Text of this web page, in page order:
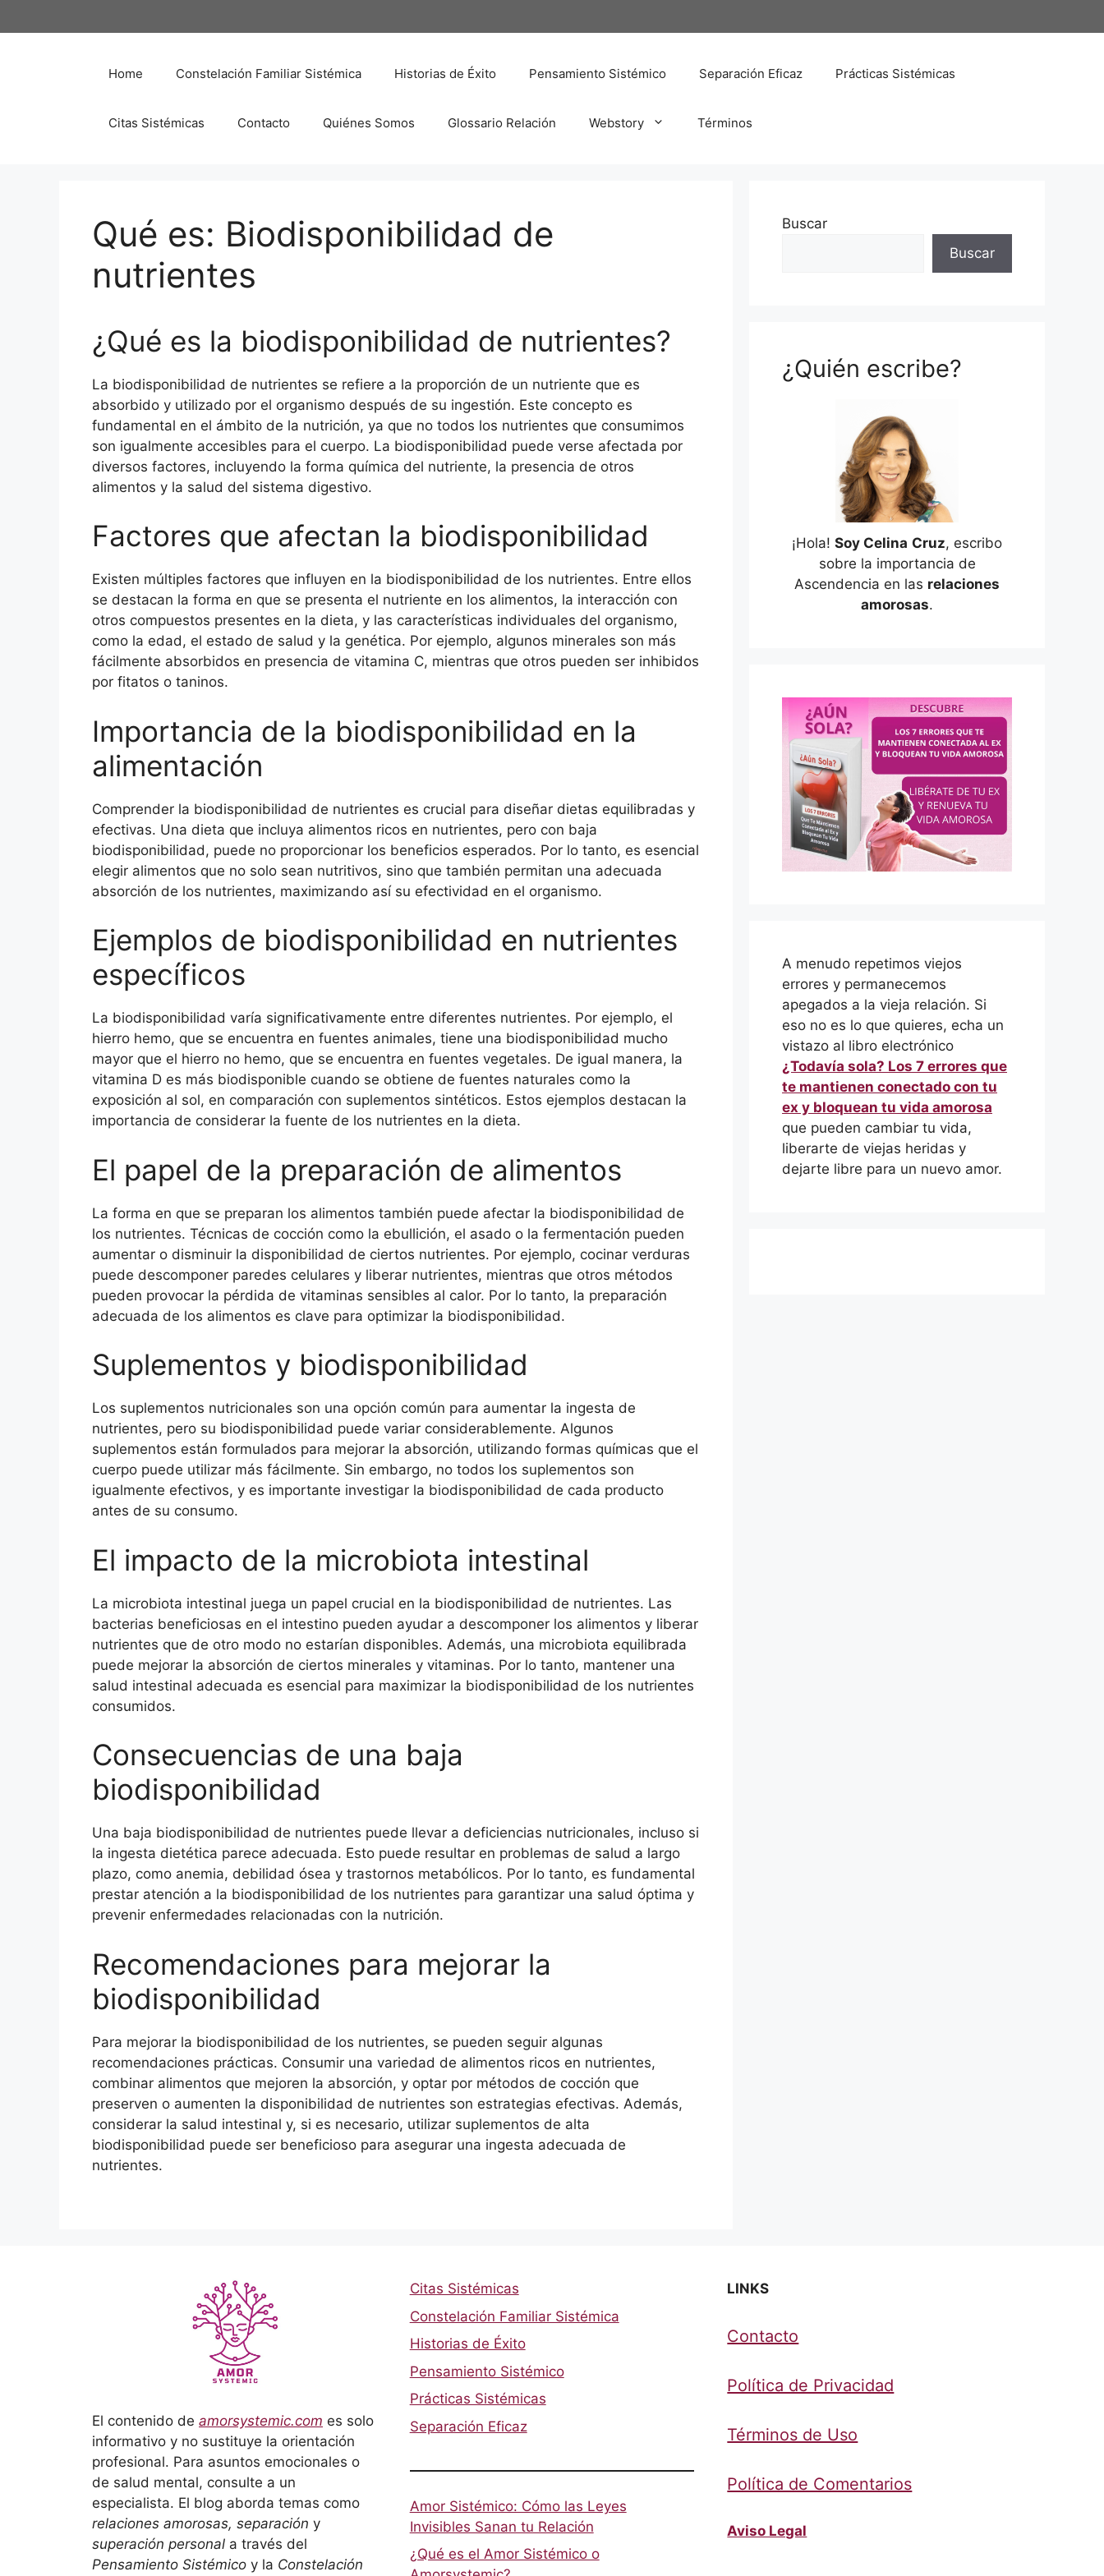
al
Home Constelación Familiar Sistémica Historias de Éxito Pensamiento Sistémico Separación Eficaz Prácticas Sistémicas
Citas Sistémicas Contacto Quiénes Somos Glossario Relación Webstory Términos
Qué es: Biodisponibilidad de
nutrientes
¿Qué es la biodisponibilidad de nutrientes?
La biodisponibilidad de nutrientes se refiere a la proporción de un nutriente que es
absorbido y utilizado por el organismo después de su ingestión. Este concepto es
fundamental en el ámbito de la nutrición, ya que no todos los nutrientes que consumimos
son igualmente accesibles para el cuerpo. La biodisponibilidad puede verse afectada por
diversos factores, incluyendo la forma química del nutriente, la presencia de otros
alimentos y la salud del sistema digestivo.
Factores que afectan la biodisponibilidad
Existen múltiples factores que influyen en la biodisponibilidad de los nutrientes. Entre ellos
se destacan la forma en que se presenta el nutriente en los alimentos, la interacción con
otros compuestos presentes en la dieta, y las características individuales del organismo,
como la edad, el estado de salud y la genética. Por ejemplo, algunos minerales son más
fácilmente absorbidos en presencia de vitamina C, mientras que otros pueden ser inhibidos
por fitatos o taninos.
Importancia de la biodisponibilidad en la
alimentación
Comprender la biodisponibilidad de nutrientes es crucial para diseñar dietas equilibradas y
efectivas. Una dieta que incluya alimentos ricos en nutrientes, pero con baja
biodisponibilidad, puede no proporcionar los beneficios esperados. Por lo tanto, es esencial
elegir alimentos que no solo sean nutritivos, sino que también permitan una adecuada
absorción de los nutrientes, maximizando así su efectividad en el organismo.
Ejemplos de biodisponibilidad en nutrientes
específicos
La biodisponibilidad varía significativamente entre diferentes nutrientes. Por ejemplo, el
hierro hemo, que se encuentra en fuentes animales, tiene una biodisponibilidad mucho
mayor que el hierro no hemo, que se encuentra en fuentes vegetales. De igual manera, la
vitamina D es más biodisponible cuando se obtiene de fuentes naturales como la
exposición al sol, en comparación con suplementos sintéticos. Estos ejemplos destacan la
importancia de considerar la fuente de los nutrientes en la dieta.
El papel de la preparación de alimentos
La forma en que se preparan los alimentos también puede afectar la biodisponibilidad de
los nutrientes. Técnicas de cocción como la ebullición, el asado o la fermentación pueden
aumentar o disminuir la disponibilidad de ciertos nutrientes. Por ejemplo, cocinar verduras
puede descomponer paredes celulares y liberar nutrientes, mientras que otros métodos
pueden provocar la pérdida de vitaminas sensibles al calor. Por lo tanto, la preparación
adecuada de los alimentos es clave para optimizar la biodisponibilidad.
Suplementos y biodisponibilidad
Los suplementos nutricionales son una opción común para aumentar la ingesta de
nutrientes, pero su biodisponibilidad puede variar considerablemente. Algunos
suplementos están formulados para mejorar la absorción, utilizando formas químicas que el
cuerpo puede utilizar más fácilmente. Sin embargo, no todos los suplementos son
igualmente efectivos, y es importante investigar la biodisponibilidad de cada producto
antes de su consumo.
El impacto de la microbiota intestinal
La microbiota intestinal juega un papel crucial en la biodisponibilidad de nutrientes. Las
bacterias beneficiosas en el intestino pueden ayudar a descomponer los alimentos y liberar
nutrientes que de otro modo no estarían disponibles. Además, una microbiota equilibrada
puede mejorar la absorción de ciertos minerales y vitaminas. Por lo tanto, mantener una
salud intestinal adecuada es esencial para maximizar la biodisponibilidad de los nutrientes
consumidos.
Consecuencias de una baja
biodisponibilidad
Una baja biodisponibilidad de nutrientes puede llevar a deficiencias nutricionales, incluso si
la ingesta dietética parece adecuada. Esto puede resultar en problemas de salud a largo
plazo, como anemia, debilidad ósea y trastornos metabólicos. Por lo tanto, es fundamental
prestar atención a la biodisponibilidad de los nutrientes para garantizar una salud óptima y
prevenir enfermedades relacionadas con la nutrición.
Recomendaciones para mejorar la
biodisponibilidad
Para mejorar la biodisponibilidad de los nutrientes, se pueden seguir algunas
recomendaciones prácticas. Consumir una variedad de alimentos ricos en nutrientes,
combinar alimentos que mejoren la absorción, y optar por métodos de cocción que
preserven o aumenten la disponibilidad de nutrientes son estrategias efectivas. Además,
considerar la salud intestinal y, si es necesario, utilizar suplementos de alta
biodisponibilidad puede ser beneficioso para asegurar una ingesta adecuada de
nutrientes.
Buscar
Buscar
¿Quién escribe?
¡Hola! Soy Celina Cruz, escribo
sobre la importancia de
Ascendencia en las relaciones
amorosas.
A menudo repetimos viejos
errores y permanecemos
apegados a la vieja relación. Si
eso no es lo que quieres, echa un
vistazo al libro electrónico
¿Todavía sola? Los 7 errores que
te mantienen conectado con tu
ex y bloquean tu vida amorosa
que pueden cambiar tu vida,
liberarte de viejas heridas y
dejarte libre para un nuevo amor.
El contenido de amorsystemic.com es solo
informativo y no sustituye la orientación
profesional. Para asuntos emocionales o
de salud mental, consulte a un
especialista. El blog aborda temas como
relaciones amorosas, separación y
superación personal a través del
Pensamiento Sistémico y la Constelación
Citas Sistémicas
Constelación Familiar Sistémica
Historias de Éxito
Pensamiento Sistémico
Prácticas Sistémicas
Separación Eficaz
Amor Sistémico: Cómo las Leyes
Invisibles Sanan tu Relación
¿Qué es el Amor Sistémico o
LINKS
Contacto
Política de Privacidad
Términos de Uso
Política de Comentarios
Aviso Legal